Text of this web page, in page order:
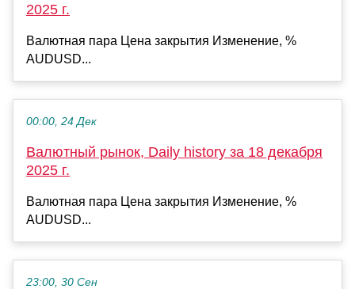
2025 г.
Валютная пара Цена закрытия Изменение, %
AUDUSD...
00:00, 24 Дек
Валютный рынок, Daily history за 18 декабря
2025 г.
Валютная пара Цена закрытия Изменение, %
AUDUSD...
23:00, 30 Сен